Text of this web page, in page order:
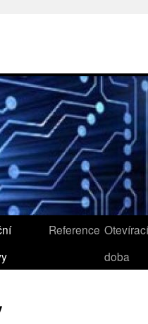
Reference Otevírací
doba